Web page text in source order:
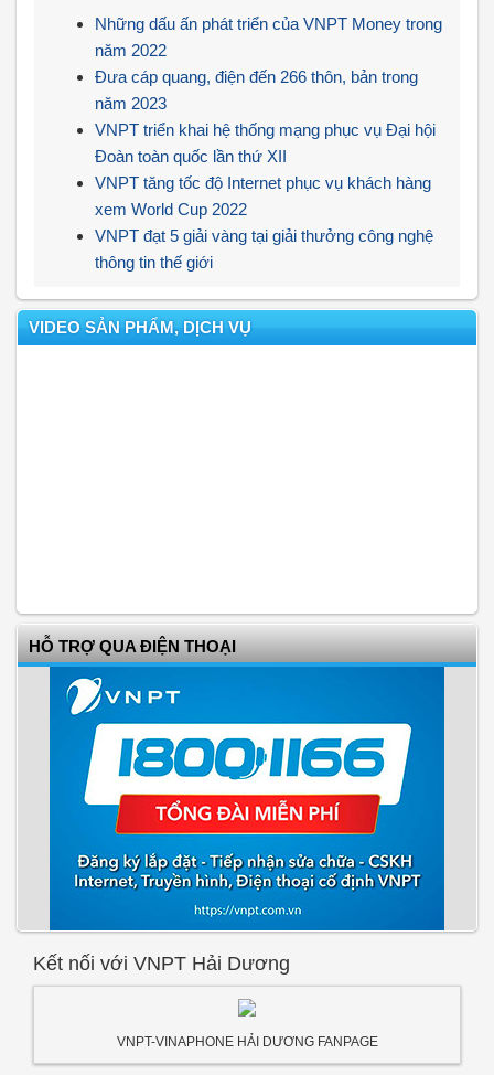
Những dấu ấn phát triển của VNPT Money trong
năm 2022
Đưa cáp quang, điện đến 266 thôn, bản trong
năm 2023
VNPT triển khai hệ thống mạng phục vụ Đại hội
Đoàn toàn quốc lần thứ XII
VNPT tăng tốc độ Internet phục vụ khách hàng
xem World Cup 2022
VNPT đạt 5 giải vàng tại giải thưởng công nghệ
thông tin thế giới
VIDEO SẢN PHẨM, DỊCH VỤ
HỖ TRỢ QUA ĐIỆN THOẠI
Kết nối với VNPT Hải Dương
VNPT-VINAPHONE HẢI DƯƠNG FANPAGE